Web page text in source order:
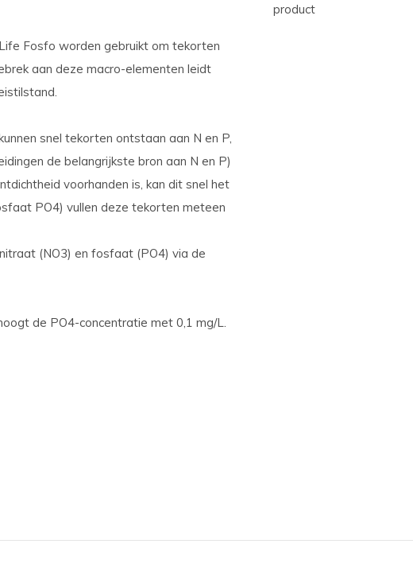
Fosfo worden gebruikt om tekorten
aan deze macro-elementen leidt
snel tekorten ontstaan aan N en P,
de ­belangrijkste bron aan N en P)
voorhanden is, kan dit snel het
PO4) vullen deze tekorten meteen
(NO3) en fosfaat (PO4) via de
de PO4-concentratie met 0,1 mg/L.
product